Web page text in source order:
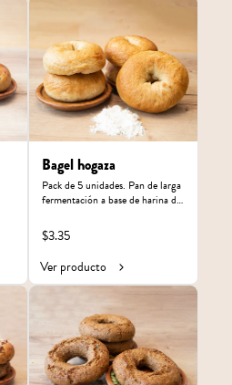
Bagel hogaza
Pack de 5 unidades. Pan de larga
fermentación a base de harina de
$3.35
Ver producto